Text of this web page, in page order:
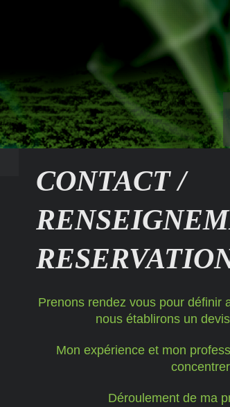
CONTACT /
Prenons rendez vous pour définir
nous établirons un
Mon expérience et mon
Déroulement de ma